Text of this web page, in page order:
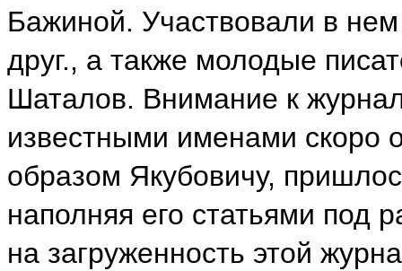
Бажиной. Участвовали в
друг., а также молодые
Шаталов. Внимание к
известными именами
образом Якубовичу,
наполняя его статьями под
на загруженность этой